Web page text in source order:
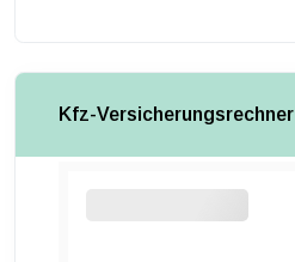
Kfz-Versicherungsrechner